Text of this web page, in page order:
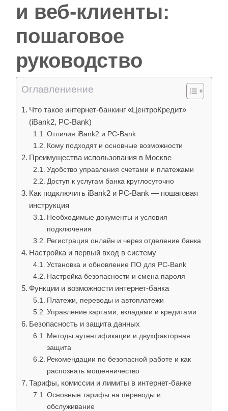
и веб‑клиенты:
пошаговое
руководство
Оглавлениение
Что такое интернет-банкинг «ЦентроКредит»
(iBank2, PC-Bank)
Отличия iBank2 и PC-Bank
Кому подходят и основные возможности
Преимущества использования в Москве
Удобство управления счетами и платежами
Доступ к услугам банка круглосуточно
Как подключить iBank2 и PC-Bank — пошаговая
инструкция
Необходимые документы и условия
подключения
Регистрация онлайн и через отделение банка
Настройка и первый вход в систему
Установка и обновление ПО для PC-Bank
Настройка безопасности и смена пароля
Функции и возможности интернет-банка
Платежи, переводы и автоплатежи
Управление картами, вкладами и кредитами
Безопасность и защита данных
Методы аутентификации и двухфакторная
защита
Рекомендации по безопасной работе и как
распознать мошенничество
Тарифы, комиссии и лимиты в интернет-банке
Основные тарифы на переводы и
обслуживание